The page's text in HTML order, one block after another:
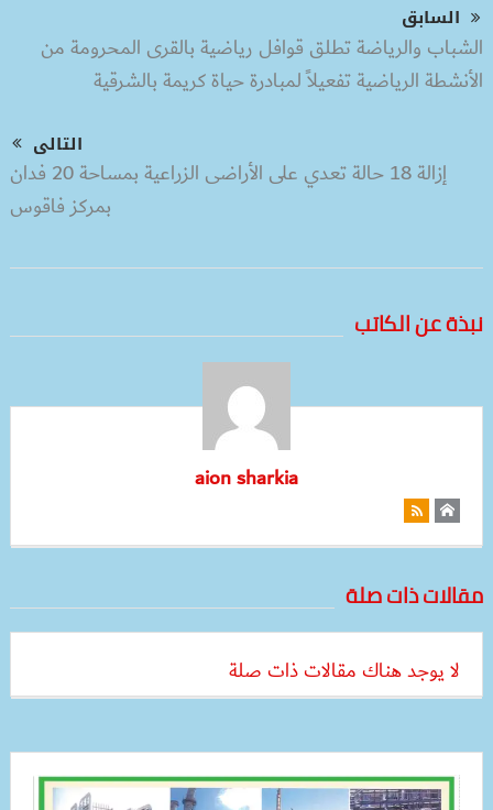
السابق
الشباب والرياضة تطلق قوافل رياضية بالقرى المحرومة من
الأنشطة الرياضية تفعيلاً لمبادرة حياة كريمة بالشرقية
التالى
إزالة 18 حالة تعدي على الأراضى الزراعية بمساحة 20 فدان
بمركز فاقوس
نبذة عن الكاتب
aion sharkia
مقالات ذات صلة
لا يوجد هناك مقالات ذات صلة